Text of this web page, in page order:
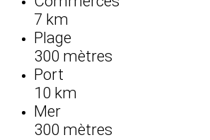
7 km
Plage
300 mètres
Port
10 km
Mer
300 mètres